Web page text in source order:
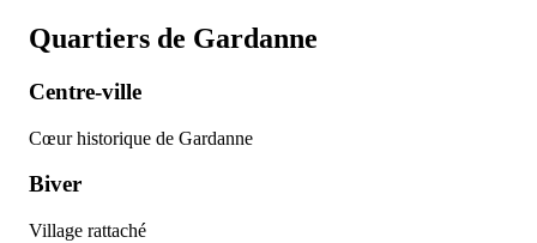
Quartiers de Gardanne
Centre-ville
Cœur historique de Gardanne
Biver
Village rattaché